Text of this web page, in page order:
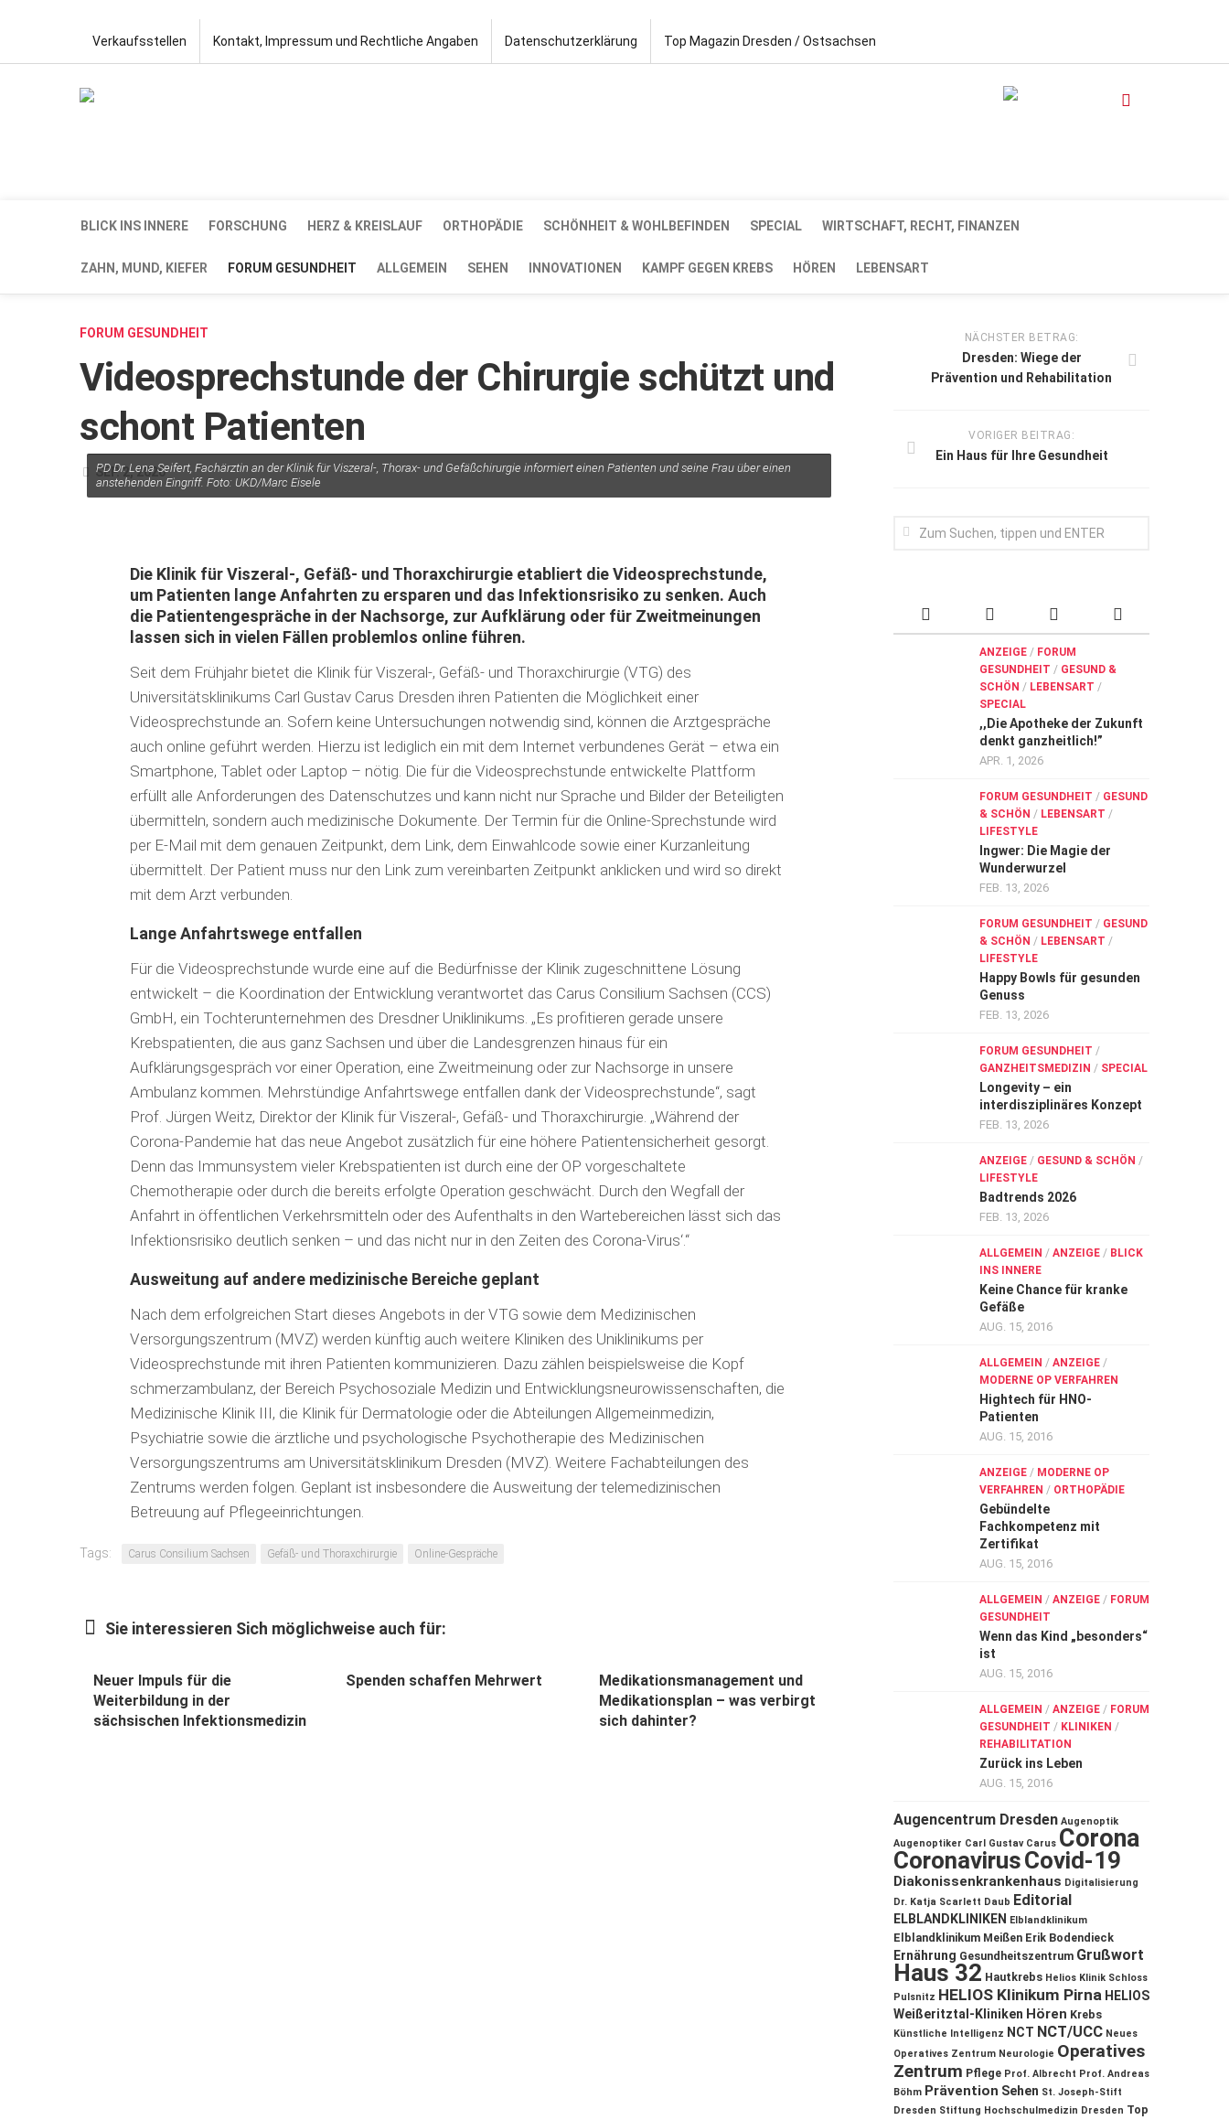
Verkaufsstellen Kontakt, Impressum und Rechtliche Angaben Datenschutzerklärung Top Magazin Dresden / Ostsachsen
BLICK INS INNERE FORSCHUNG HERZ & KREISLAUF ORTHOPÄDIE SCHÖNHEIT & WOHLBEFINDEN SPECIAL WIRTSCHAFT, RECHT, FINANZEN
ZAHN, MUND, KIEFER FORUM GESUNDHEIT ALLGEMEIN SEHEN INNOVATIONEN KAMPF GEGEN KREBS HÖREN LEBENSART
FORUM GESUNDHEIT
Videosprechstunde der Chirurgie schützt und
schont Patienten
SEP. 2, 2020
PD Dr. Lena Seifert, Fachärztin an der Klinik für Viszeral-, Thorax- und Gefäßchirurgie informiert einen Patienten und seine Frau über einen
anstehenden Eingriff. Foto: UKD/Marc Eisele
Die Klinik für Viszeral-, Gefäß- und Thoraxchirurgie etabliert die Videosprechstunde,
um Patienten lange Anfahrten zu ersparen und das Infektionsrisiko zu senken. Auch
die Patientengespräche in der Nachsorge, zur Aufklärung oder für Zweitmeinungen
lassen sich in vielen Fällen problemlos online führen.
Seit dem Frühjahr bietet die Klinik für Viszeral-, Gefäß- und Thoraxchirurgie (VTG) des
Universitätsklinikums Carl Gustav Carus Dresden ihren Patienten die Möglichkeit einer
Videosprechstunde an. Sofern keine Untersuchungen notwendig sind, können die Arztgespräche
auch online geführt werden. Hierzu ist lediglich ein mit dem Internet verbundenes Gerät – etwa ein
Smartphone, Tablet oder Laptop – nötig. Die für die Videosprechstunde entwickelte Plattform
erfüllt alle Anforderungen des Datenschutzes und kann nicht nur Sprache und Bilder der Beteiligten
übermitteln, sondern auch medizinische Dokumente. Der Termin für die Online-Sprechstunde wird
per E-Mail mit dem genauen Zeitpunkt, dem Link, dem Einwahlcode sowie einer Kurzanleitung
übermittelt. Der Patient muss nur den Link zum vereinbarten Zeitpunkt anklicken und wird so direkt
mit dem Arzt verbunden.
Lange Anfahrtswege entfallen
Für die Videosprechstunde wurde eine auf die Bedürfnisse der Klinik zugeschnittene Lösung
entwickelt – die Koordination der Entwicklung verantwortet das Carus Consilium Sachsen (CCS)
GmbH, ein Tochterunternehmen des Dresdner Uniklinikums. „Es profitieren gerade unsere
Krebspatienten, die aus ganz Sachsen und über die Landesgrenzen hinaus für ein
Aufklärungsgespräch vor einer Operation, eine Zweitmeinung oder zur Nachsorge in unsere
Ambulanz kommen. Mehrstündige Anfahrtswege entfallen dank der Videosprechstunde“, sagt
Prof. Jürgen Weitz, Direktor der Klinik für Viszeral-, Gefäß- und Thoraxchirurgie. „Während der
Corona-Pandemie hat das neue Angebot zusätzlich für eine höhere Patientensicherheit gesorgt.
Denn das Immunsystem vieler Krebspatienten ist durch eine der OP vorgeschaltete
Chemotherapie oder durch die bereits erfolgte Operation geschwächt. Durch den Wegfall der
Anfahrt in öffentlichen Verkehrsmitteln oder des Aufenthalts in den Wartebereichen lässt sich das
Infektionsrisiko deutlich senken – und das nicht nur in den Zeiten des Corona-Virus‘.“
Ausweitung auf andere medizinische Bereiche geplant
Nach dem erfolgreichen Start dieses Angebots in der VTG sowie dem Medizinischen
Versorgungszentrum (MVZ) werden künftig auch weitere Kliniken des Uniklinikums per
Videosprechstunde mit ihren Patienten kommunizieren. Dazu zählen beispielsweise die Kopf
schmerzambulanz, der Bereich Psychosoziale Medizin und Entwicklungsneurowissenschaften, die
Medizinische Klinik III, die Klinik für Dermatologie oder die Abteilungen Allgemeinmedizin,
Psychiatrie sowie die ärztliche und psychologische Psychotherapie des Medizinischen
Versorgungszentrums am Universitätsklinikum Dresden (MVZ). Weitere Fachabteilungen des
Zentrums werden folgen. Geplant ist insbesondere die Ausweitung der telemedizinischen
Betreuung auf Pflegeeinrichtungen.
Tags: Carus Consilium Sachsen Gefäß- und Thoraxchirurgie Online-Gespräche
Sie interessieren Sich möglichweise auch für:
Neuer Impuls für die
Weiterbildung in der
sächsischen Infektionsmedizin
Spenden schaffen Mehrwert
Medikationsmanagement und
Medikationsplan – was verbirgt
sich dahinter?
NÄCHSTER BETRAG:
Dresden: Wiege der
Prävention und Rehabilitation
VORIGER BEITRAG:
Ein Haus für Ihre Gesundheit
ANZEIGE / FORUM
GESUNDHEIT / GESUND &
SCHÖN / LEBENSART /
SPECIAL
,,Die Apotheke der Zukunft
denkt ganzheitlich!”
APR. 1, 2026
FORUM GESUNDHEIT / GESUND
& SCHÖN / LEBENSART /
LIFESTYLE
Ingwer: Die Magie der
Wunderwurzel
FEB. 13, 2026
FORUM GESUNDHEIT / GESUND
& SCHÖN / LEBENSART /
LIFESTYLE
Happy Bowls für gesunden
Genuss
FEB. 13, 2026
FORUM GESUNDHEIT /
GANZHEITSMEDIZIN / SPECIAL
Longevity – ein
interdisziplinäres Konzept
FEB. 13, 2026
ANZEIGE / GESUND & SCHÖN /
LIFESTYLE
Badtrends 2026
FEB. 13, 2026
ALLGEMEIN / ANZEIGE / BLICK
INS INNERE
Keine Chance für kranke
Gefäße
AUG. 15, 2016
ALLGEMEIN / ANZEIGE /
MODERNE OP VERFAHREN
Hightech für HNO-
Patienten
AUG. 15, 2016
ANZEIGE / MODERNE OP
VERFAHREN / ORTHOPÄDIE
Gebündelte
Fachkompetenz mit
Zertifikat
AUG. 15, 2016
ALLGEMEIN / ANZEIGE / FORUM
GESUNDHEIT
Wenn das Kind „besonders“
ist
AUG. 15, 2016
ALLGEMEIN / ANZEIGE / FORUM
GESUNDHEIT / KLINIKEN /
REHABILITATION
Zurück ins Leben
AUG. 15, 2016
Augencentrum Dresden Augenoptik
Augenoptiker Carl Gustav Carus Corona
CoronavirusCovid-19
Diakonissenkrankenhaus Digitalisierung
Dr. Katja Scarlett Daub Editorial
ELBLANDKLINIKEN Elblandklinikum
Elblandklinikum Meißen Erik Bodendieck
Ernährung Gesundheitszentrum Grußwort
Haus 32 Hautkrebs Helios Klinik Schloss
Pulsnitz HELIOS Klinikum Pirna HELIOS
Weißeritztal-Kliniken Hören Krebs
Künstliche Intelligenz NCT NCT/UCC Neues
Operatives Zentrum Neurologie Operatives
Zentrum Pflege Prof. Albrecht Prof. Andreas
Böhm Prävention Sehen St. Joseph-Stift
Dresden Stiftung Hochschulmedizin Dresden Top